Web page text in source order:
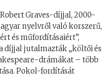
Graves-díjjal, 2000-
nyelvről való korszerű,
és műfordításaiért”,
díjjal jutalmazták „költői és
drámákat – több
Pokol-fordítását